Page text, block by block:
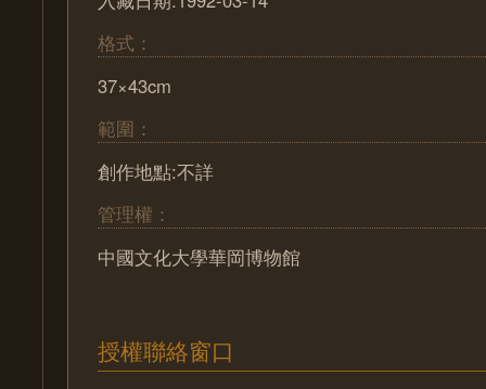
格式：
37×43cm
範圍：
創作地點:不詳
管理權：
中國文化大學華岡博物館
授權聯絡窗口